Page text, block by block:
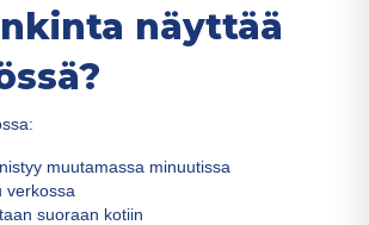
näyttää
muutamassa minuutissa
verkossa
suoraan kotiin